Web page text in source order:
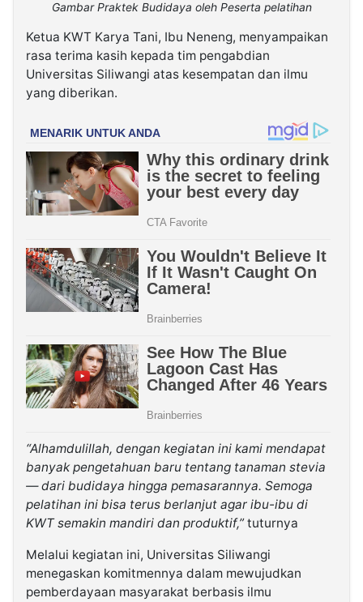
Gambar Praktek Budidaya oleh Peserta pelatihan
Ketua KWT Karya Tani, Ibu Neneng, menyampaikan
rasa terima kasih kepada tim pengabdian
Universitas Siliwangi atas kesempatan dan ilmu
yang diberikan.
“Alhamdulillah, dengan kegiatan ini kami mendapat
banyak pengetahuan baru tentang tanaman stevia
— dari budidaya hingga pemasarannya. Semoga
pelatihan ini bisa terus berlanjut agar ibu-ibu di
KWT semakin mandiri dan produktif,”tuturnya
Melalui kegiatan ini, Universitas Siliwangi
menegaskan komitmennya dalam mewujudkan
pemberdayaan masyarakat berbasis ilmu